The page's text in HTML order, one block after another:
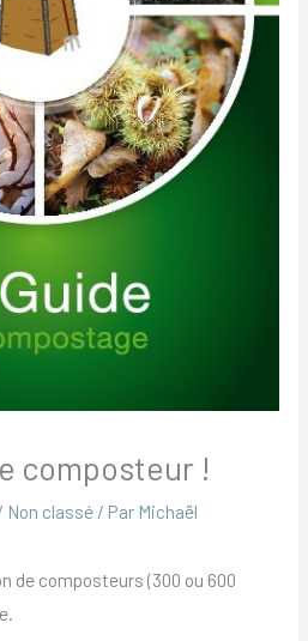
composteur !
Non classé/ Par Michaël
de composteurs (300 ou 600